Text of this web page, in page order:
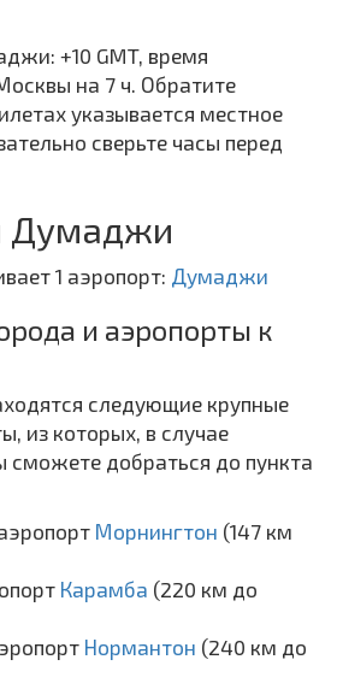
+10 GMT, время
на 7 ч. Обратите
указывается местное
сверьте часы перед
Думаджи
1 аэропорт: Думаджи
и аэропорты к
следующие крупные
из которых, в случае
сможете добраться до пункта
Морнингтон (147 км
Карамба (220 км до
Нормантон (240 км до